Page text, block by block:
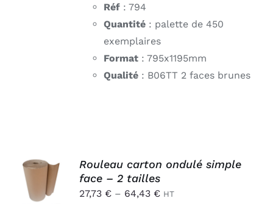
Réf : 794
Quantité : palette de 450
exemplaires
Format : 795x1195mm
Qualité : B06TT 2 faces brunes
DES
OPTIONS
CE
PRODUIT
/
Rouleau carton ondulé simple
face – 2 tailles
27,73 € – 64,43 € HT